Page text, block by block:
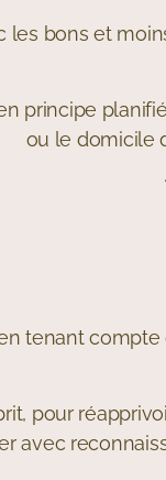
les bons et
principe
ou le domicile
tenant
pour
avec